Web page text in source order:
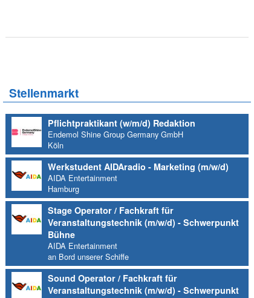
Stellenmarkt
Pflichtpraktikant (w/m/d) Redaktion
Endemol Shine Group Germany GmbH
Köln
Werkstudent AIDAradio - Marketing (m/w/d)
AIDA Entertainment
Hamburg
Stage Operator / Fachkraft für
Veranstaltungstechnik (m/w/d) - Schwerpunkt
Bühne
AIDA Entertainment
an Bord unserer Schiffe
Sound Operator / Fachkraft für
Veranstaltungstechnik (m/w/d) - Schwerpunkt